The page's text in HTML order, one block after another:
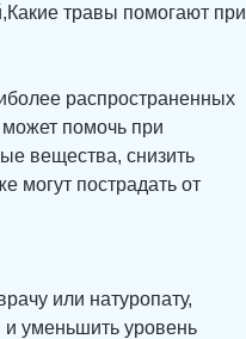
травы помогают при
распространенных
помочь при
вещества, снизить
могут пострадать от
или натуропату,
и уменьшить уровень